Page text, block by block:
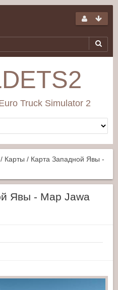
Truck Simulator 2
/ Карты / Карта Западной Явы -
Явы - Map Jawa